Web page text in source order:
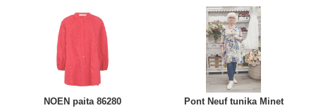
NOEN paita 86280
Pont Neuf tunika Minet